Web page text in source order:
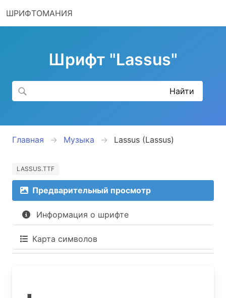
ШРИФТОМАНИЯ
Шрифт "Lassus"
Главная Музыка Lassus (Lassus)
LASSUS.TTF
Предварительный просмотр
Информация о шрифте
Карта символов